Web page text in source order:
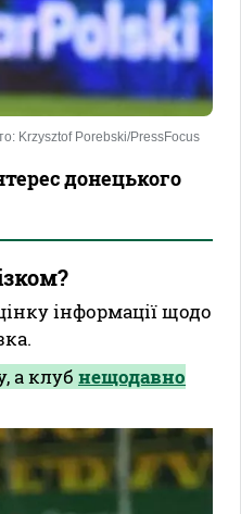
Krzysztof Porebski/PressFocus
донецького
інформації щодо
а клуб нещодавно